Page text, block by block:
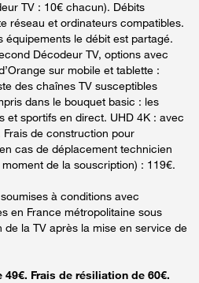
TV : 10€ chacun). Débits
réseau et ordinateurs compatibles.
équipements le débit est partagé.
Décodeur TV, options avec
sur mobile et tablette :
des chaînes TV susceptibles
dans le bouquet basic : les
et sportifs en direct. UHD 4K : avec
de construction pour
cas de déplacement technicien
de la souscription) : 119€.
soumises à conditions avec
en France métropolitaine sous
de la TV après la mise en service de
49€. Frais de résiliation de 60€.